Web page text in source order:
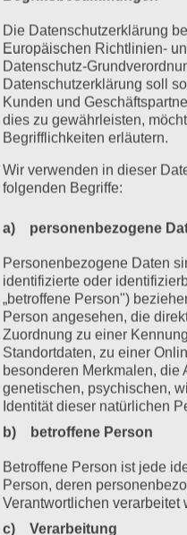
9, 2021
Faszination und
Mit der Fortsetzung der
zu tieferem Verständnis
Die Datenschutzerklärung
Europäischen Richtlinien-
Datenschutz-
Datenschutzerklärung soll
Kunden und
dies zu gewährleisten,
Begrifflichkeiten erläutern.
Wir verwenden in dieser
folgenden Begriffe:
a) personenbezogene
Personenbezogene Daten
identifizierte oder
„betroffene Person")
Person angesehen, die
Zuordnung zu einer
Standortdaten, zu einer
besonderen Merkmalen,
genetischen, psychischen,
Identität dieser natürlichen
b) betroffene Person
Betroffene Person ist jede
Person, deren
Verantwortlichen verarbeitet
c) Verarbeitung